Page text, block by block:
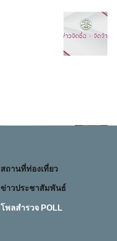
สถานที่ท่องเที่ยว
ข่าวประชาสัมพันธ์
โพลสำรวจ POLL